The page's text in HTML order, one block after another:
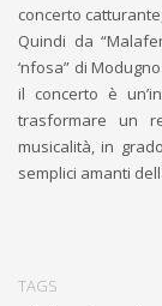
concerto
Quindi da
‘nfosa” di
il concerto è
trasformare un
musicalità, in
semplici amanti
TAGS